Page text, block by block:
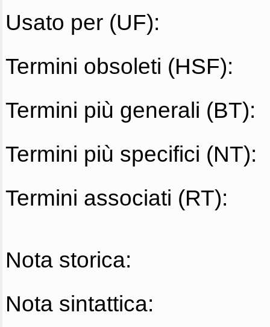
Usato per (UF):
Termini obsoleti (HSF):
Termini più generali (BT):
Termini più specifici (NT):
Termini associati (RT):
Nota storica:
Nota sintattica: